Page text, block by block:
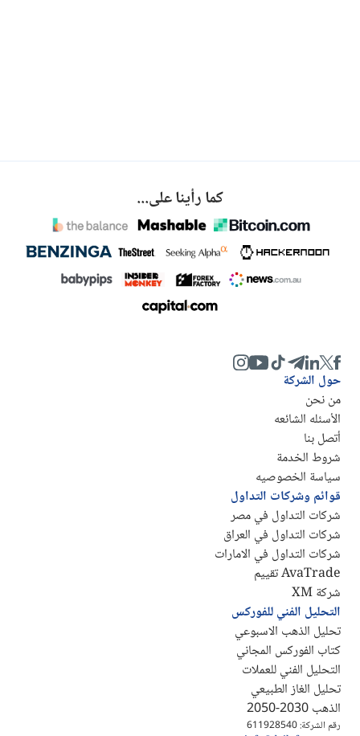
كما رأينا على...
رقم الشركة: 611928540
حول الشركة
من نحن
الأسئله الشائعه
أتصل بنا
شروط الخدمة
سياسة الخصوصيه
قوائم وشركات التداول
شركات التداول في مصر
شركات التداول في العراق
شركات التداول في الامارات
AvaTrade تقييم
شركة XM
التحليل الفني للفوركس
تحليل الذهب الاسبوعي
كتاب الفوركس المجاني
التحليل الفني للعملات
تحليل الغاز الطبيعي
الذهب 2030-2050